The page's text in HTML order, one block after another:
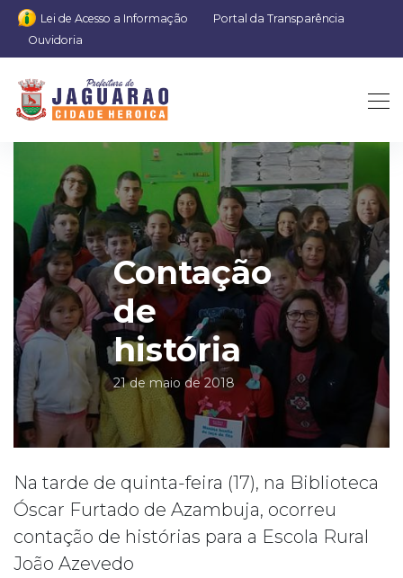
Lei de Acesso a Informação
Portal da Transparência
Ouvidoria
Contação
de
história
21 de maio de 2018
Na tarde de quinta-feira (17), na Biblioteca
Óscar Furtado de Azambuja, ocorreu
contação de histórias para a Escola Rural
João Azevedo